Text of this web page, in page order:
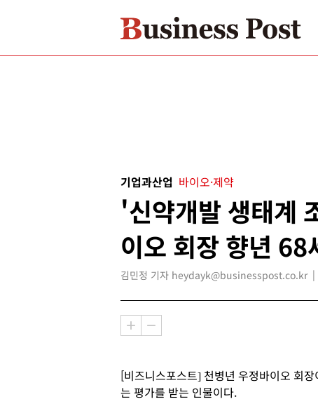
기업과산업 바이오·제약
'신약개발 생태계
이오 회장 향년 68
김민정 기자 heydayk@businesspost.co.kr
[비즈니스포스트] 천병년 우정바이오 회
는 평가를 받는 인물이다.